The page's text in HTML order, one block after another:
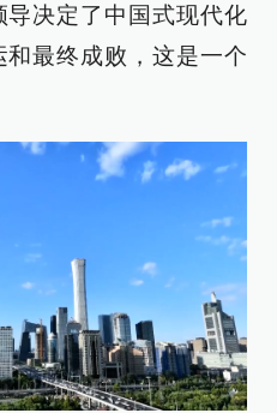
决定了中国式现代化
最终成败，这是一个